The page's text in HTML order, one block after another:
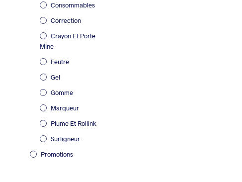
Consommables
Correction
Crayon Et Porte
Mine
Feutre
Gel
Gomme
Marqueur
Plume Et Rollink
Surligneur
Promotions